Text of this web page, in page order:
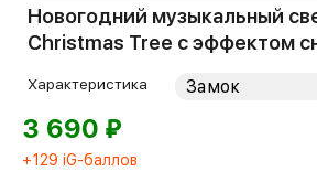
Новогодний музыкальный
Christmas Tree с эффектом
Характеристика
3 690 ⃏
+129 iG-баллов